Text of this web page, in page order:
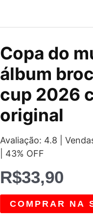
Copa do
álbum
cup 2026
original
Avaliação: 4.8 |
| 43% OFF
R$33,90
COMPRAR NA